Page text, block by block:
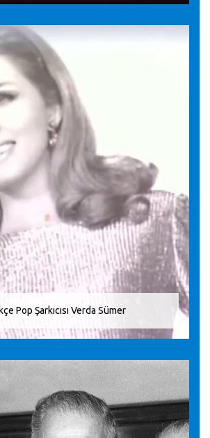
Pop Şarkıcısı Verda Sümer